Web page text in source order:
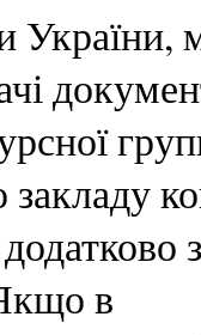
України,
в